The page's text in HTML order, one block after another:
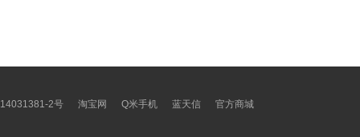
官方商城
蓝天信
Q米手机
淘宝网
2号